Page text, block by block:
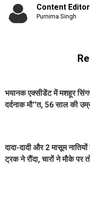
Content Editor
Purnima Singh
भयानक एक्सीडेंट में मशहूर
दर्दनाक मौ''त, 56 साल की
दादा-दादी और 2 मासूम
ट्रक ने रौंदा, चारों ने मौके पर